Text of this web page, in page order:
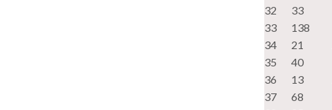
32
33
33
138
34
21
35
40
36
13
37
68